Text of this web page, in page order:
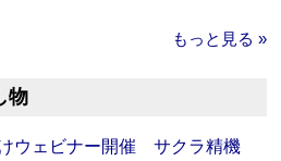
もっと見る »
物
ウェビナー開催 サクラ精機